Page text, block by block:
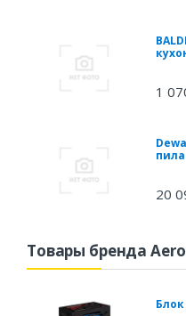
1
пила
20
Товары бренда
Блок